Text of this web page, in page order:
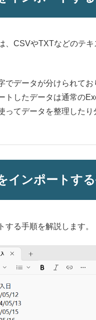
、CSVやTXTなどのテ
でデータが分けられて
トしたデータは通常の
てデータを整理した
インポートす
る手順を解説します。